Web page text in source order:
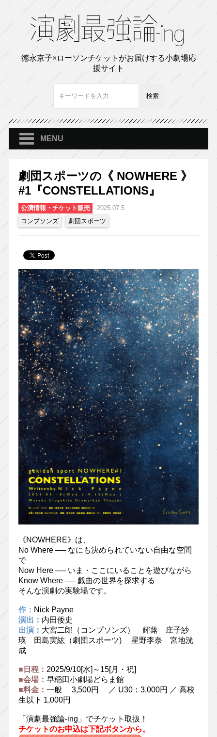
徳永京子×ローソンチケットがお届けする小劇場応
援サイト
MENU
劇団スポーツの《 NOWHERE 》
#1『CONSTELLATIONS』
公演情報・チケット販売
2025.07.5
コンプソンズ
劇団スポーツ
《NOWHERE》は、
No Where ── なにも決められていない自由な空間
で
Now Here ── いま・ここにいることを遊びながら
Know Where ── 戯曲の世界を探求する
そんな演劇の実験場です。
作： Nick Payne
演出： 内田倭史
出演： 大宮二郎（コンプソンズ） 輝蕗 庄子紗
瑛 田島実紘（劇団スポーツ) 星野李奈 宮地洸
成
■日程： 2025/9/10[水]～15[月・祝]
■会場： 早稲田小劇場どらま館
■料金： 一般 3,500円 ／ U30：3,000円 ／ 高校
生以下 1,000円
「演劇最強論-ing」でチケット取扱！
チケットのお申込は下記ボタンから。